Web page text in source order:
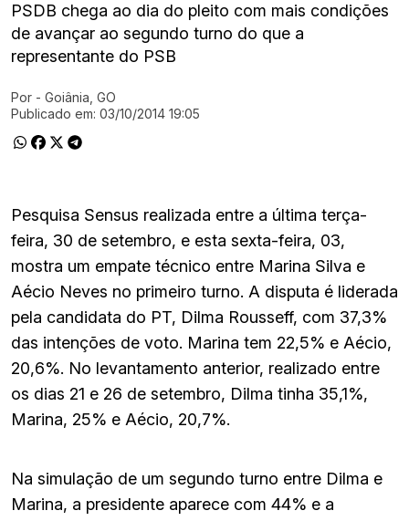
PSDB chega ao dia do pleito com mais condições
de avançar ao segundo turno do que a
representante do PSB
Ir direto pra matéria
Por - Goiânia, GO
Publicado em: 03/10/2014 19:05
Pesquisa Sensus realizada entre a última terça-
feira, 30 de setembro, e esta sexta-feira, 03,
mostra um empate técnico entre Marina Silva e
Aécio Neves no primeiro turno. A disputa é liderada
pela candidata do PT, Dilma Rousseff, com 37,3%
das intenções de voto. Marina tem 22,5% e Aécio,
20,6%. No levantamento anterior, realizado entre
os dias 21 e 26 de setembro, Dilma tinha 35,1%,
Marina, 25% e Aécio, 20,7%.
Na simulação de um segundo turno entre Dilma e
Marina, a presidente aparece com 44% e a